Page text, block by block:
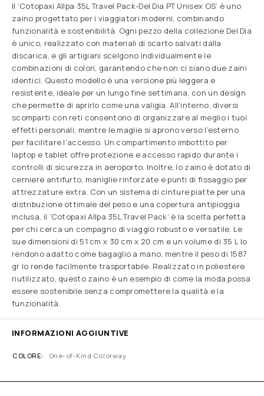
Il ‘Cotopaxi Allpa 35L Travel Pack-Del Dia PT Unisex OS’ è uno
zaino progettato per i viaggiatori moderni, combinando
funzionalità e sostenibilità. Ogni pezzo della collezione Del Dia
è unico, realizzato con materiali di scarto salvati dalla
discarica, e gli artigiani scelgono individualmente le
combinazioni di colori, garantendo che non ci siano due zaini
identici. Questo modello è una versione più leggera e
resistente, ideale per un lungo fine settimana, con un design
che permette di aprirlo come una valigia. All’interno, diversi
scomparti con reti consentono di organizzare al meglio i tuoi
effetti personali, mentre le maglie si aprono verso l’esterno
per facilitare l’accesso. Un compartimento imbottito per
laptop e tablet offre protezione e accesso rapido durante i
controlli di sicurezza in aeroporto. Inoltre, lo zaino è dotato di
cerniere antifurto, maniglie rinforzate e punti di fissaggio per
attrezzature extra. Con un sistema di cinture piatte per una
distribuzione ottimale del peso e una copertura antipioggia
inclusa, il ‘Cotopaxi Allpa 35L Travel Pack’ è la scelta perfetta
per chi cerca un compagno di viaggio robusto e versatile. Le
sue dimensioni di 51 cm x 30 cm x 20 cm e un volume di 35 L lo
rendono adatto come bagaglio a mano, mentre il peso di 1587
gr lo rende facilmente trasportabile. Realizzato in poliestere
riutilizzato, questo zaino è un esempio di come la moda possa
essere sostenibile senza compromettere la qualità e la
funzionalità.
INFORMAZIONI AGGIUNTIVE
COLORE One-of-Kind Colorway